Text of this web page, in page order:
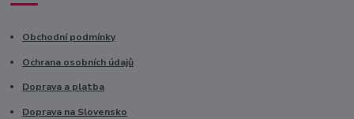
Obchodní podmínky
Ochrana osobních údajů
Doprava a platba
Doprava na Slovensko